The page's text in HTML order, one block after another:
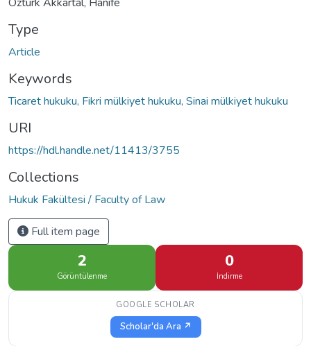
Type
Article
Keywords
Ticaret hukuku, Fikri mülkiyet hukuku, Sinai mülkiyet hukuku
URI
https://hdl.handle.net/11413/3755
Collections
Hukuk Fakültesi / Faculty of Law
Full item page
2
Görüntülenme
0
İndirme
GOOGLE SCHOLAR
Scholar'da Ara ↗